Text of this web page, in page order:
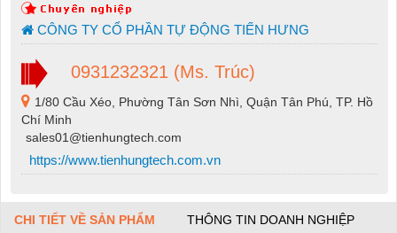
CÔNG TY CỔ PHẦN TỰ ĐỘNG TIẾN HƯNG
0931232321 (Ms. Trúc)
1/80 Cầu Xéo, Phường Tân Sơn Nhì, Quận Tân Phú, TP. Hồ
Chí Minh
sales01@tienhungtech.com
https://www.tienhungtech.com.vn
CHI TIẾT VỀ SẢN PHẨM THÔNG TIN DOANH NGHIỆP